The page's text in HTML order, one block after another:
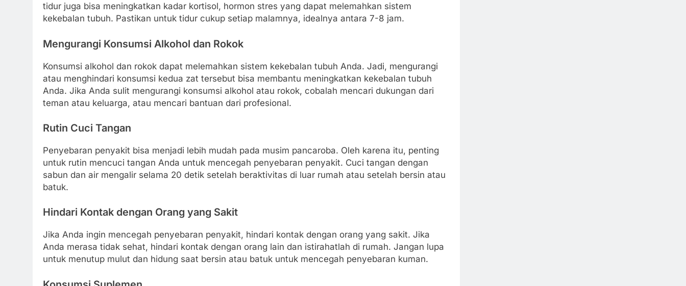
tidur juga bisa meningkatkan kadar kortisol, hormon stres yang dapat melemahkan sistem
kekebalan tubuh. Pastikan untuk tidur cukup setiap malamnya, idealnya antara 7-8 jam.
Mengurangi Konsumsi Alkohol dan Rokok
Konsumsi alkohol dan rokok dapat melemahkan sistem kekebalan tubuh Anda. Jadi, mengurangi
atau menghindari konsumsi kedua zat tersebut bisa membantu meningkatkan kekebalan tubuh
Anda. Jika Anda sulit mengurangi konsumsi alkohol atau rokok, cobalah mencari dukungan dari
teman atau keluarga, atau mencari bantuan dari profesional.
Rutin Cuci Tangan
Penyebaran penyakit bisa menjadi lebih mudah pada musim pancaroba. Oleh karena itu, penting
untuk rutin mencuci tangan Anda untuk mencegah penyebaran penyakit. Cuci tangan dengan
sabun dan air mengalir selama 20 detik setelah beraktivitas di luar rumah atau setelah bersin atau
batuk.
Hindari Kontak dengan Orang yang Sakit
Jika Anda ingin mencegah penyebaran penyakit, hindari kontak dengan orang yang sakit. Jika
Anda merasa tidak sehat, hindari kontak dengan orang lain dan istirahatlah di rumah. Jangan lupa
untuk menutup mulut dan hidung saat bersin atau batuk untuk mencegah penyebaran kuman.